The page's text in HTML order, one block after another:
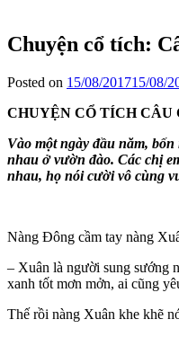
Chuyện cổ tích:
Posted on 15/08/201715/08/
CHUYỆN CỔ TÍCHCÂU
Vào một ngày đầu năm,
nhau ở vườn đào. Các chị
nhau, họ nói cười vô cùng
Nàng Đông cầm tay nàng
– Xuân là người sung sướng
xanh tốt mơn mởn, ai cũng
Thế rồi nàng Xuân khe khẽ